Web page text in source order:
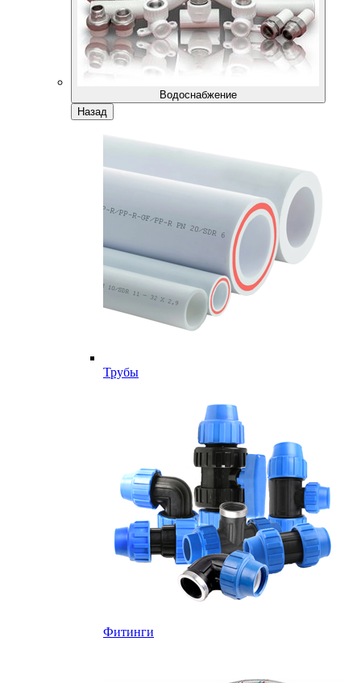
Водоснабжение
Назад
Трубы
Фитинги